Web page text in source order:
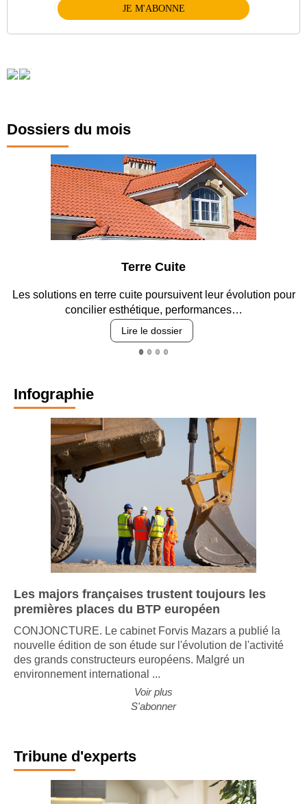
JE M'ABONNE
Dossiers du mois
Terre Cuite
Les solutions en terre cuite poursuivent leur évolution pour
concilier esthétique, performances…
Lire le dossier
Infographie
Les majors françaises trustent toujours les
premières places du BTP européen
CONJONCTURE. Le cabinet Forvis Mazars a publié la
nouvelle édition de son étude sur l'évolution de l'activité
des grands constructeurs européens. Malgré un
environnement international ...
Voir plus
S'abonner
Tribune d'experts